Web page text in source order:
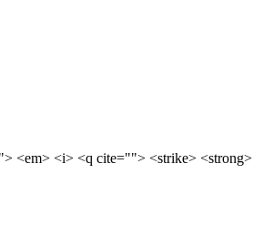
<em> <i> <q cite=""> <strike> <strong>